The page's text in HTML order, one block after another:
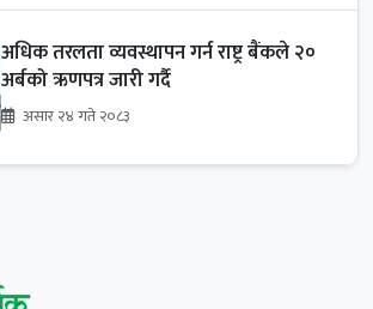
अधिक तरलता व्यवस्थापन गर्न राष्ट्र बैंकले २०
अर्बको ऋणपत्र जारी गर्दै
असार २४ गते २०८३